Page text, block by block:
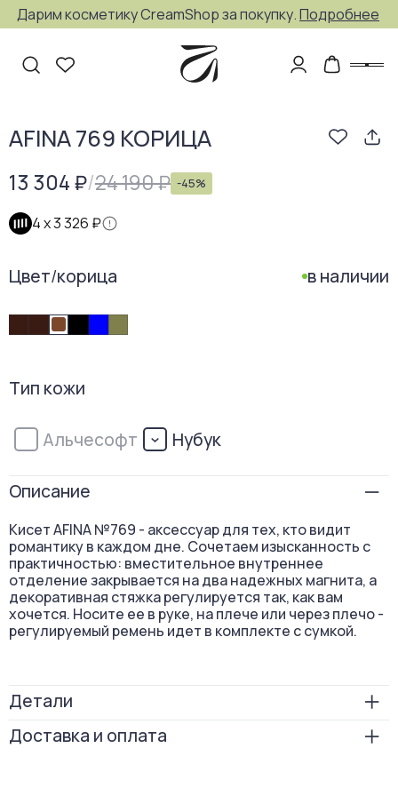
Дарим косметику CreamShop за покупку.Подробнее
AFINA 769 КОРИЦА
13 304 ₽/24 190 ₽ -45%
4 х3 326 ₽
Цвет/корица в наличии
Тип кожи
Альчесофт Нубук
Описание
Кисет AFINA №769 - аксессуар для тех, кто видит
романтику в каждом дне. Сочетаем изысканность с
практичностью: вместительное внутреннее
отделение закрывается на два надежных магнита, а
декоративная стяжка регулируется так, как вам
хочется. Носите ее в руке, на плече или через плечо -
регулируемый ремень идет в комплекте с сумкой.
Детали
Размер
19х35х13
Доставка и оплата